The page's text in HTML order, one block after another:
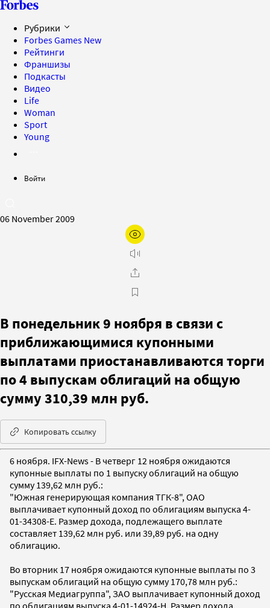
Рубрики
Forbes Games New
Рейтинги
Франшизы
Подкасты
Видео
Life
Woman
Sport
Young
Войти
06 November 2009
В понедельник 9 ноября в связи с
приближающимися купонными
выплатами приостанавливаются торги
по 4 выпускам облигаций на общую
сумму 310,39 млн руб.
Копировать ссылку
6 ноября. IFX-News - В четверг 12 ноября ожидаются
купонные выплаты по 1 выпуску облигаций на общую
сумму 139,62 млн руб.:
"Южная генерирующая компания ТГК-8", ОАО
выплачивает купонный доход по облигациям выпуска 4-
01-34308-E. Размер дохода, подлежащего выплате
составляет 139,62 млн руб. или 39,89 руб. на одну
облигацию.
Во вторник 17 ноября ожидаются купонные выплаты по 3
выпускам облигаций на общую сумму 170,78 млн руб.:
"Русская Медиагруппа", ЗАО выплачивает купонный доход
по облигациям выпуска 4-01-14924-H. Размер дохода,